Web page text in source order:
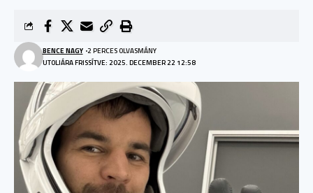
UTOLJÁRA FRISSÍTVE: 2025. DECEMBER 22 12:58
BENCE NAGY 2 PERCES OLVASMÁNY